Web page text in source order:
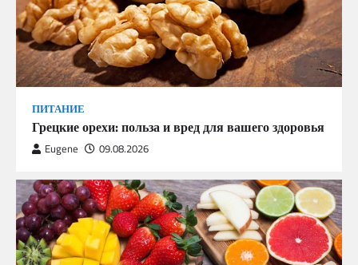
ПИТАНИЕ
Грецкие орехи: польза и вред для вашего здоровья
Eugene 09.08.2026